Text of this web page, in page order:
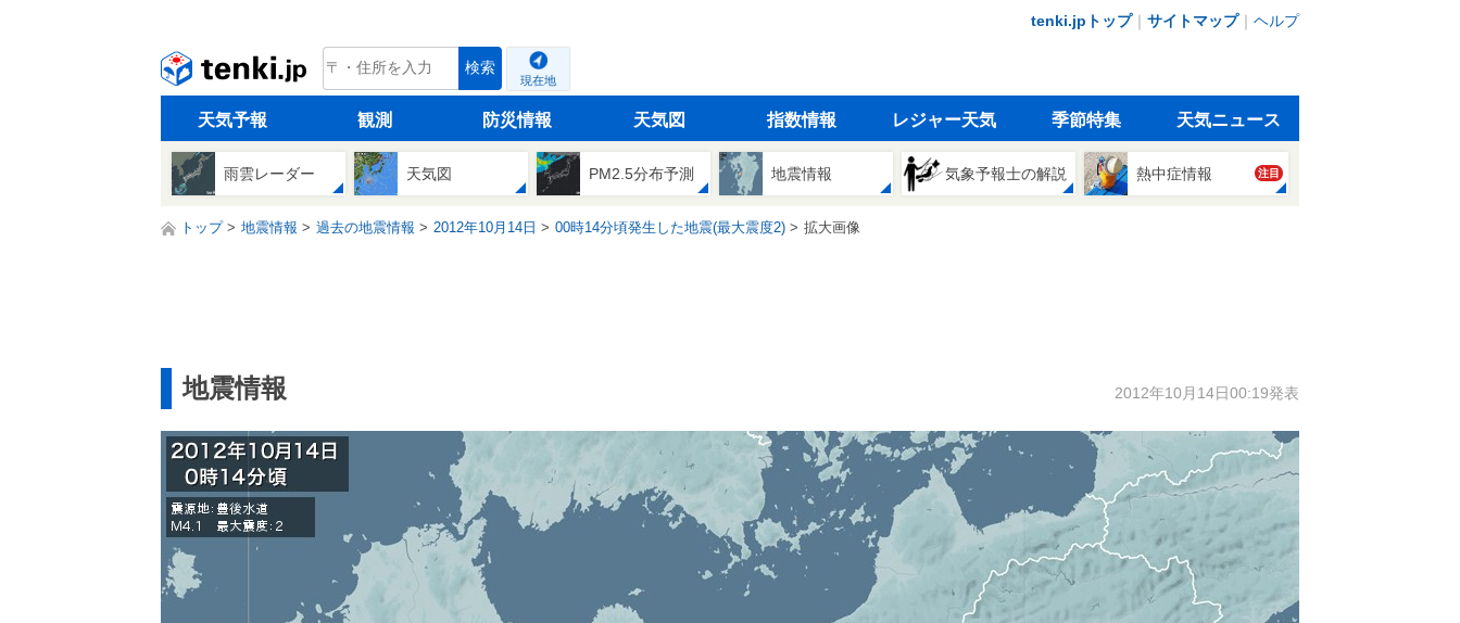
tenki.jpトップ｜ サイトマップ｜ ヘルプ
tenki.jp 検索
現在地
天気予報 観測 防災情報 天気図 指数情報 レジャー天気 季節特集 天気ニュース
雨雲レーダー 天気図 PM2.5分布予測 地震情報 気象予報士の解説 熱中症情報 注目
トップ 地震情報 過去の地震情報 2012年10月14日 00時14分頃発生した地震(最大震度2) 拡大画像
地震情報 2012年10月14日00:19発表